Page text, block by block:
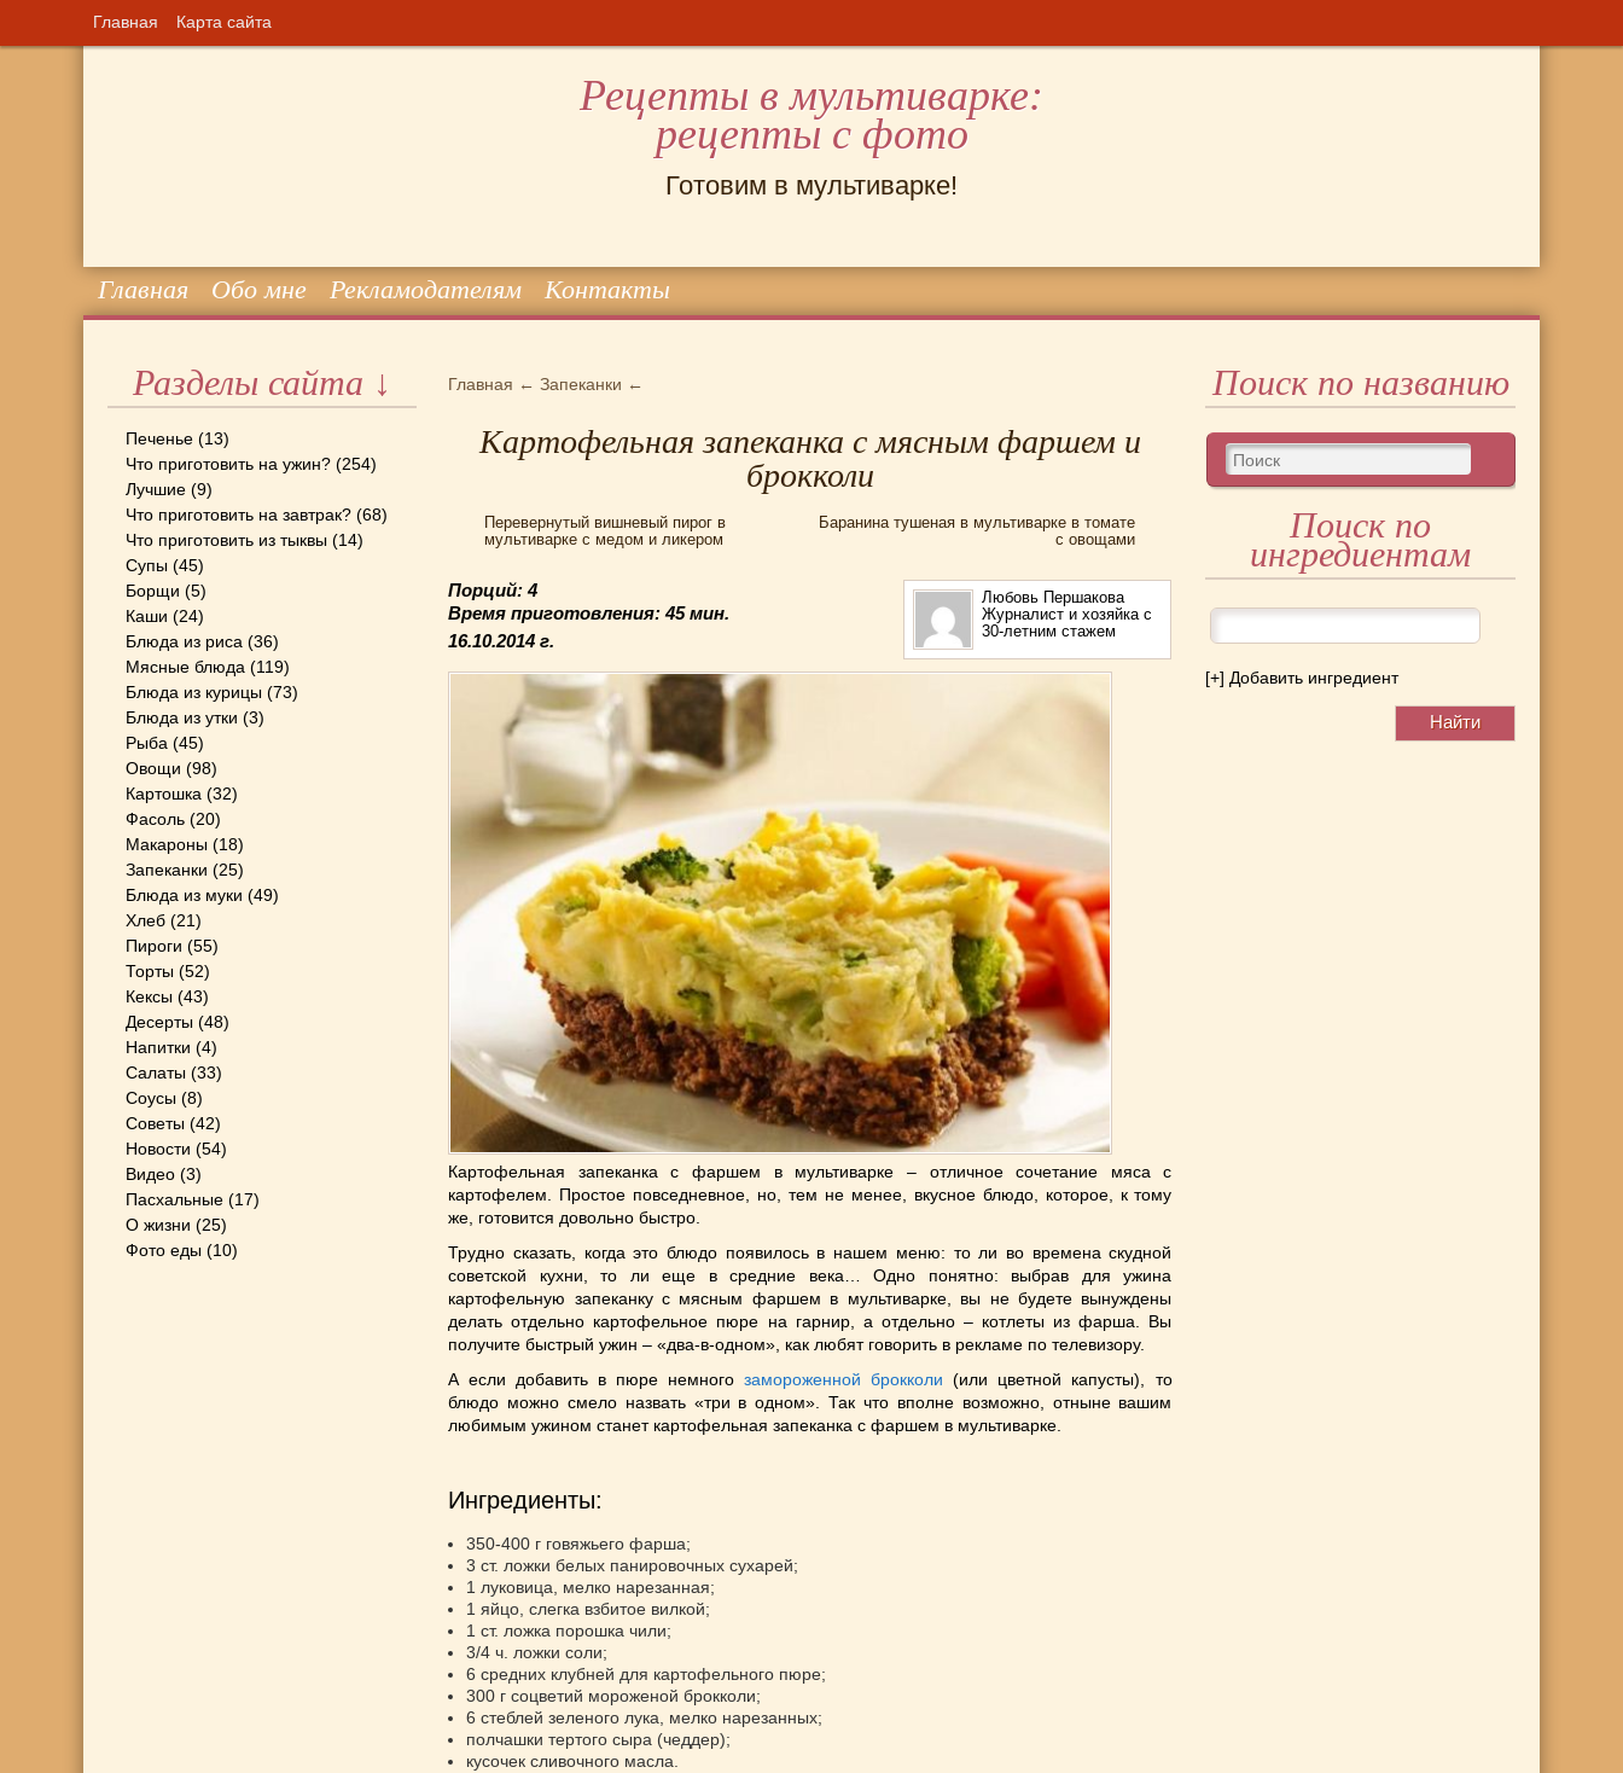
Главная Карта сайта
Рецепты в мультиварке:
рецепты с фото
Готовим в мультиварке!
Главная Обо мне Рекламодателям Контакты
Главная ←Запеканки ←
Картофельная запеканка с мясным фаршем и
брокколи
Перевернутый вишневый пирог в
мультиварке с медом и ликером
Баранина тушеная в мультиварке в томате
с овощами
Порций: 4
Время приготовления:45 мин.
16.10.2014 г.
Любовь Першакова
Журналист и хозяйка с
30-летним стажем
Картофельная запеканка с фаршем в мультиварке – отличное сочетание мяса с
картофелем. Простое повседневное, но, тем не менее, вкусное блюдо, которое, к тому
же, готовится довольно быстро.
Трудно сказать, когда это блюдо появилось в нашем меню: то ли во времена скудной
советской кухни, то ли еще в средние века… Одно понятно: выбрав для ужина
картофельную запеканку с мясным фаршем в мультиварке, вы не будете вынуждены
делать отдельно картофельное пюре на гарнир, а отдельно – котлеты из фарша. Вы
получите быстрый ужин – «два-в-одном», как любят говорить в рекламе по телевизору.
А если добавить в пюре немногозамороженной брокколи (или цветной капусты), то
блюдо можно смело назвать «три в одном». Так что вполне возможно, отныне вашим
любимым ужином станет картофельная запеканка с фаршем в мультиварке.
Ингредиенты:
350-400 г говяжьего фарша;
3 ст. ложки белых панировочных сухарей;
1 луковица, мелко нарезанная;
1 яйцо, слегка взбитое вилкой;
1 ст. ложка порошка чили;
3/4 ч. ложки соли;
6 средних клубней для картофельного пюре;
300 г соцветий мороженой брокколи;
6 стеблей зеленого лука, мелко нарезанных;
полчашки тертого сыра (чеддер);
кусочек сливочного масла.
Разделы сайта ↓
Печенье (13)
Что приготовить на ужин? (254)
Лучшие (9)
Что приготовить на завтрак? (68)
Что приготовить из тыквы (14)
Супы (45)
Борщи (5)
Каши (24)
Блюда из риса (36)
Мясные блюда (119)
Блюда из курицы (73)
Блюда из утки (3)
Рыба (45)
Овощи (98)
Картошка (32)
Фасоль (20)
Макароны (18)
Запеканки (25)
Блюда из муки (49)
Хлеб (21)
Пироги (55)
Торты (52)
Кексы (43)
Десерты (48)
Напитки (4)
Салаты (33)
Соусы (8)
Советы (42)
Новости (54)
Видео (3)
Пасхальные (17)
О жизни (25)
Фото еды (10)
Поиск по названию
Поиск по
ингредиентам
[+] Добавить ингредиент